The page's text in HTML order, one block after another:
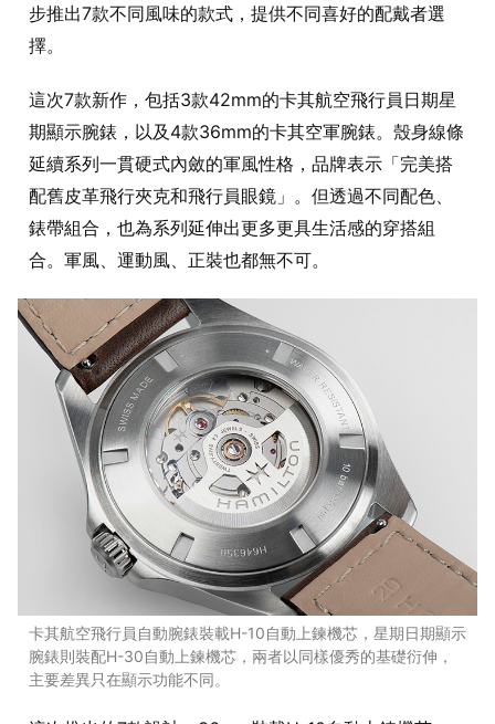
步推出7款不同風味的款式，提供不同喜好的配戴者選
擇。
這次7款新作，包括3款42mm的卡其航空飛行員日期星
期顯示腕錶，以及4款36mm的卡其空軍腕錶。殼身線條
延續系列一貫硬式內斂的軍風性格，品牌表示「完美搭
配舊皮革飛行夾克和飛行員眼鏡」。但透過不同配色、
錶帶組合，也為系列延伸出更多更具生活感的穿搭組
合。軍風、運動風、正裝也都無不可。
卡其航空飛行員自動腕錶裝載H-10自動上鍊機芯，星期日期顯示
腕錶則裝配H-30自動上鍊機芯，兩者以同樣優秀的基礎衍伸，
主要差異只在顯示功能不同。